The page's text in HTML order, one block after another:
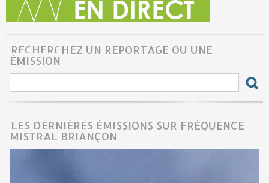
RECHERCHEZ UN REPORTAGE OU UNE
ÉMISSION
LES DERNIÈRES ÉMISSIONS SUR FRÉQUENCE
MISTRAL BRIANÇON